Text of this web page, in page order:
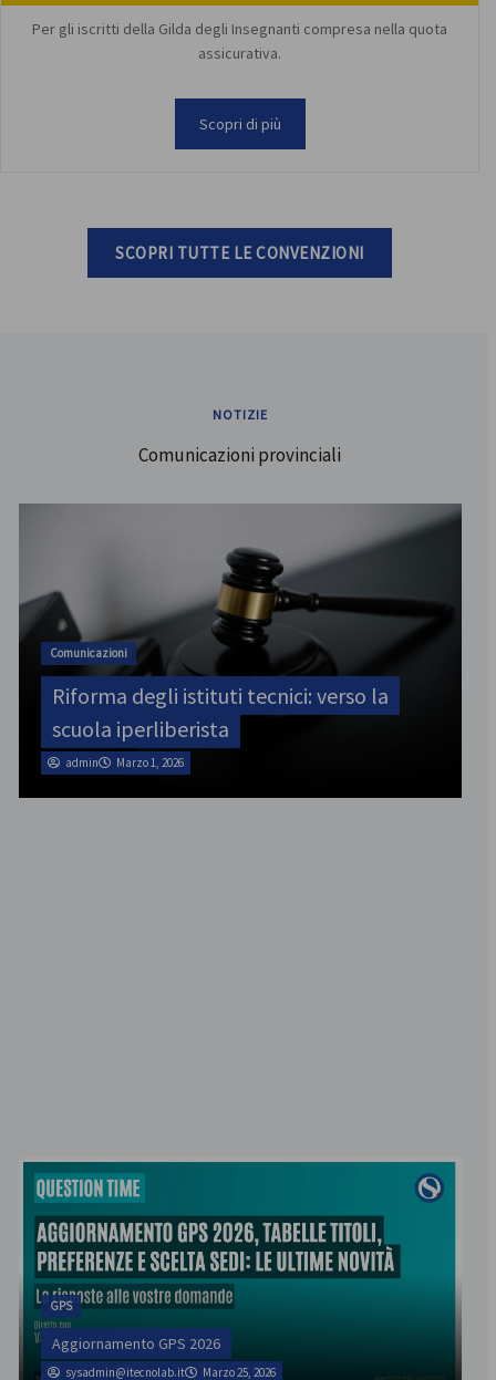
Per gli iscritti della Gilda degli Insegnanti compresa nella quota
assicurativa.
Scopri di più
SCOPRI TUTTE LE CONVENZIONI
NOTIZIE
Comunicazioni provinciali
ATA
SINATAS Venezia, assemblea provinciale
il 31 luglio
admin Marzo 1, 2026
GPS
Aggiornamento GPS 2026
sysadmin@itecnolab.it Marzo 25, 2026